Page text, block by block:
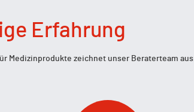
Erfahrung
Medizinprodukte zeichnet unser Beraterteam aus.